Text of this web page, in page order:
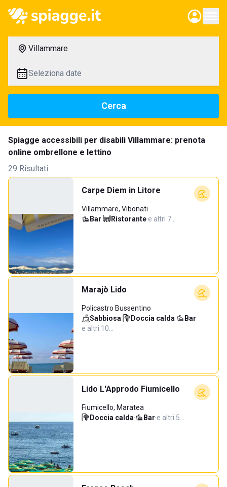
Villammare
Seleziona date
Cerca
Spiagge accessibili per disabili Villammare: prenota
online ombrellone e lettino
29 Risultati
Carpe Diem in Litore
Villammare, Vibonati
Bar· Ristorante·e altri 7…
Marajò Lido
Policastro Bussentino
Sabbiosa· Doccia calda· Bar·
e altri 10…
Lido L'Approdo Fiumicello
Fiumicello, Maratea
Doccia calda· Bar·e altri 5…